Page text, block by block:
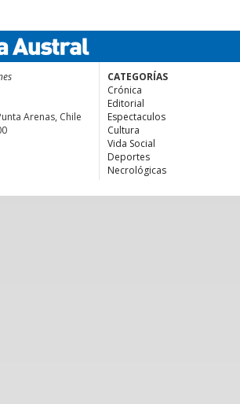
Arenas, Chile
CATEGORÍAS
Crónica
Editorial
Espectaculos
Cultura
Vida Social
Deportes
Necrológicas